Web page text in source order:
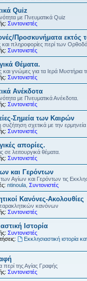
Quiz
με Πνευματικά Quiz
Συντονιστές
Προσκυνήματα εκτός
και πληροφορίες περί των
Συντονιστές
Θέματα.
και γνώμες για τα Ιερά Μυστήρια
Συντονιστές
Ανέκδοτα
με Πνευματικά Ανέκδοτα.
Συντονιστές
Σημεία των Καιρών
συζήτηση σχετικά με την
Συντονιστές
απορίες.
σε λειτουργικά θέματα.
Συντονιστές
και Γερόντων
των Αγίων και Γερόντων τις
ntinoula Συντονιστές
Κανόνες-Ακολουθίες
κανόνων
Συντονιστές
Ιστορία
Συντονιστές
Εκκλησιαστική ιστορία
περί της Αγίας Γραφής
Συντονιστές